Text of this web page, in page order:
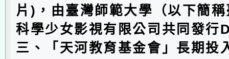
片)，由臺灣師範大學（以下簡
科學少女影視有限公司共同發行
三、「天河教育基金會」長期投